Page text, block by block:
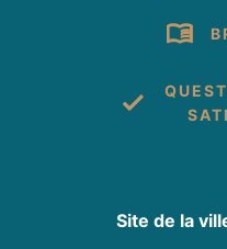
Site de la